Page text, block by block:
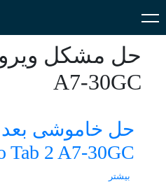
A7-30GC
حل خاموشی
Tab 2 A7-30GC
بیشتر